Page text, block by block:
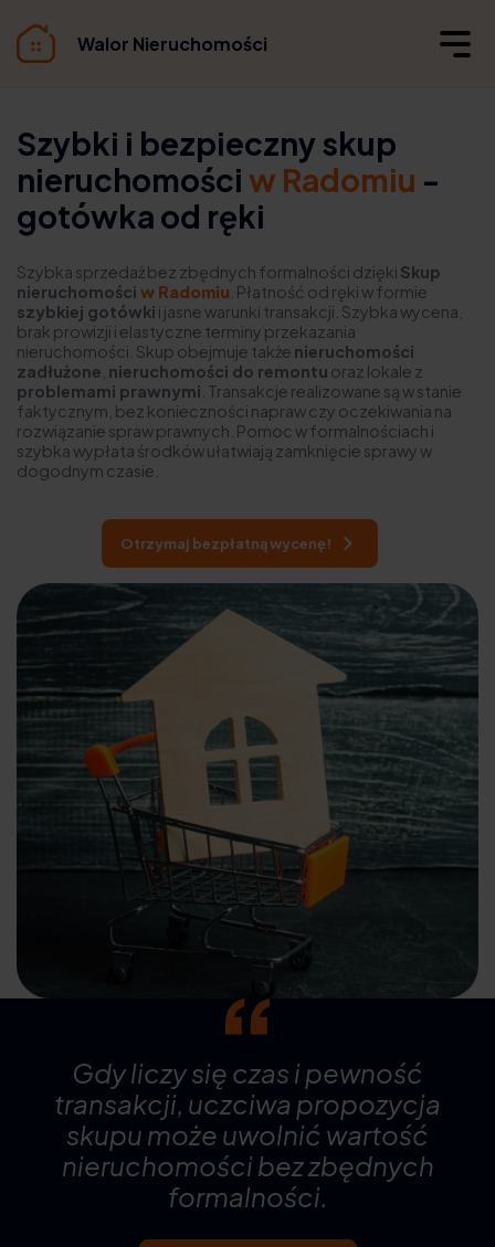
Walor Nieruchomości
Szybki i bezpieczny skup
nieruchomości w Radomiu -
gotówka od ręki
Szybka sprzedaż bez zbędnych formalności dzięki Skup
nieruchomości w Radomiu . Płatność od ręki w formie
szybkiej gotówki i jasne warunki transakcji. Szybka wycena,
brak prowizji i elastyczne terminy przekazania
nieruchomości. Skup obejmuje także nieruchomości
zadłużone nieruchomości do remontu oraz lokale z
problemami prawnymi . Transakcje realizowane są w stanie
faktycznym, bez konieczności napraw czy oczekiwania na
rozwiązanie spraw prawnych. Pomoc w formalnościach i
szybka wypłata środków ułatwiają zamknięcie sprawy w
dogodnym czasie.
Otrzymaj bezpłatną wycenę!
Gdy liczy się czas i pewność
transakcji, uczciwa propozycja
skupu może uwolnić wartość
nieruchomości bez zbędnych
formalności.